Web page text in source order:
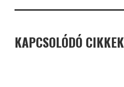
KAPCSOLÓDÓ CIKKEK